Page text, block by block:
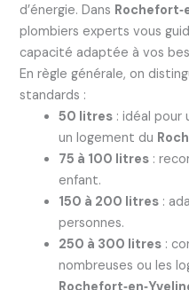
d’énergie. Dans
plombiers experts vous
capacité adaptée à vos
En règle générale, on
standards :
50 litres: idéal pour
un logement du
75 à 100 litres:
enfant.
150 à 200 litres:
personnes.
250 à 300 litres:
nombreuses ou les